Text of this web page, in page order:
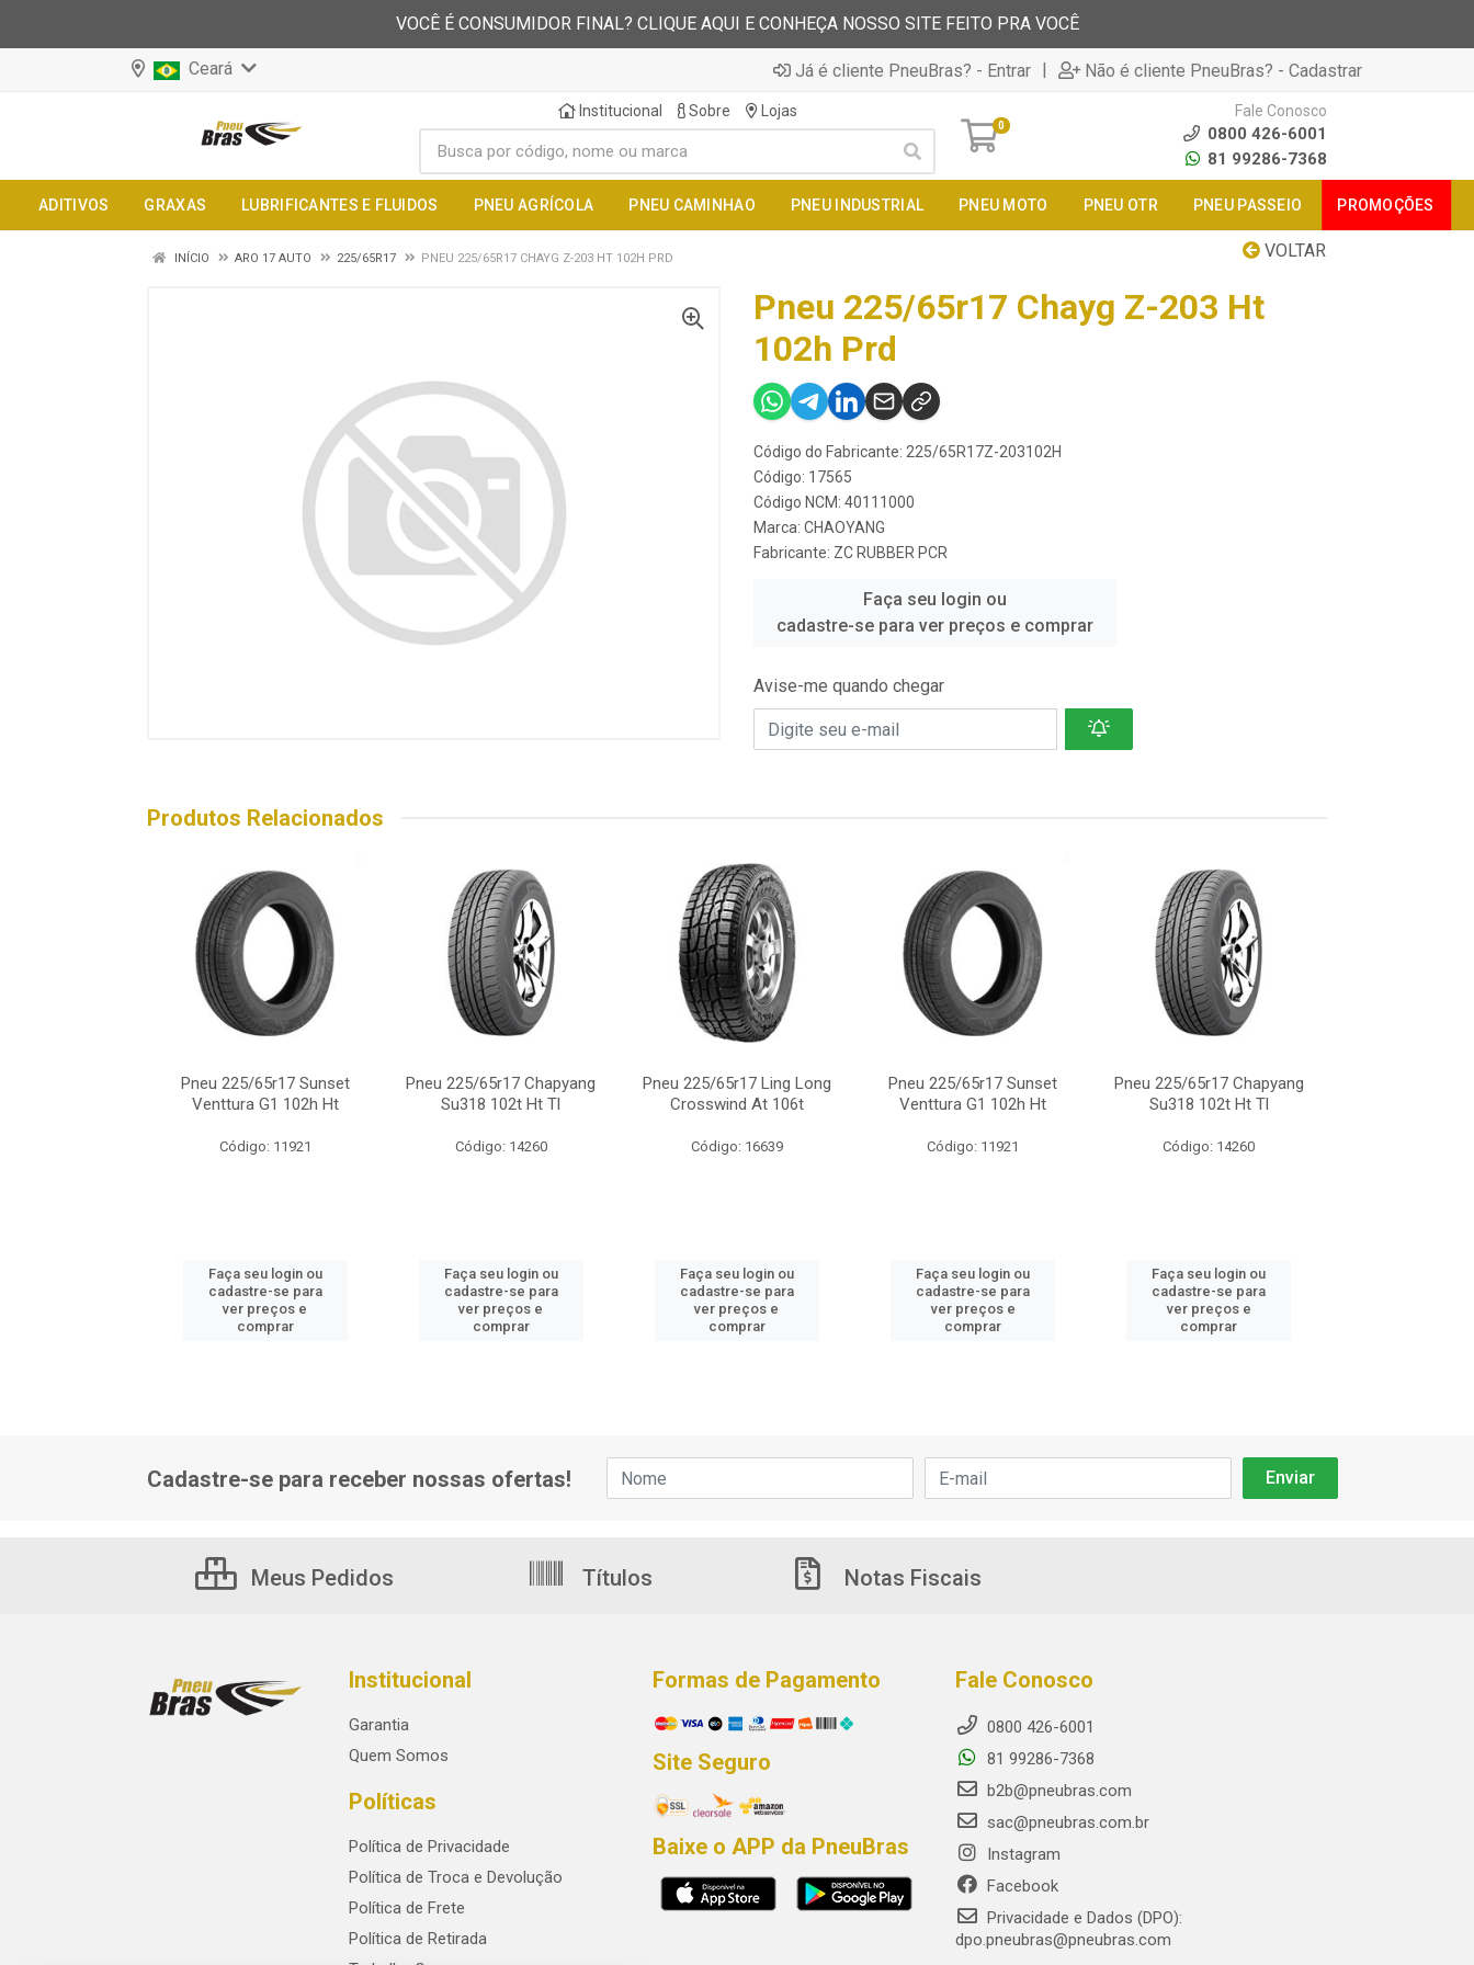
VOCÊ É CONSUMIDOR FINAL? CLIQUE AQUI E CONHEÇA NOSSO SITE FEITO PRA VOCÊ
Ceará Já é cliente PneuBras? - Entrar | Não é cliente PneuBras? - Cadastrar
Institucional Sobre Lojas
0
Fale Conosco
0800 426-6001
81 99286-7368
ADITIVOS GRAXAS LUBRIFICANTES E FLUIDOS PNEU AGRÍCOLA PNEU CAMINHAO PNEU INDUSTRIAL PNEU MOTO PNEU OTR PNEU PASSEIO PROMOÇÕES
VOLTAR
INÍCIO ARO 17 AUTO 225/65R17 PNEU 225/65R17 CHAYG Z-203 HT 102H PRD
Pneu 225/65r17 Chayg Z-203 Ht
102h Prd
Código do Fabricante: 225/65R17Z-203102H
Código: 17565
Código NCM: 40111000
Marca: CHAOYANG
Fabricante: ZC RUBBER PCR
Faça seu login ou
cadastre-se para ver preços e comprar
Avise-me quando chegar
Produtos Relacionados
Pneu 225/65r17 Sunset
Venttura G1 102h Ht
Código: 11921
Faça seu login ou
cadastre-se para
ver preços e
comprar
Pneu 225/65r17 Chapyang
Su318 102t Ht Tl
Código: 14260
Faça seu login ou
cadastre-se para
ver preços e
comprar
Pneu 225/65r17 Ling Long
Crosswind At 106t
Código: 16639
Faça seu login ou
cadastre-se para
ver preços e
comprar
Pneu 225/65r17 Sunset
Venttura G1 102h Ht
Código: 11921
Faça seu login ou
cadastre-se para
ver preços e
comprar
Pneu 225/65r17 Chapyang
Su318 102t Ht Tl
Código: 14260
Faça seu login ou
cadastre-se para
ver preços e
comprar
Cadastre-se para receber nossas ofertas!
Meus Pedidos Títulos Notas Fiscais
Institucional
Garantia
Quem Somos
Políticas
Política de Privacidade
Política de Troca e Devolução
Política de Frete
Política de Retirada
Formas de Pagamento
Site Seguro
Baixe o APP da PneuBras
Fale Conosco
0800 426-6001
81 99286-7368
b2b@pneubras.com
sac@pneubras.com.br
Instagram
Facebook
Privacidade e Dados (DPO):
dpo.pneubras@pneubras.com